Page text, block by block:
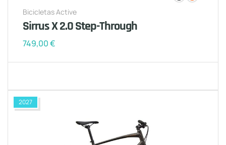
Bicicletas Active
Sirrus X 2.0 Step-Through
749,00€
2027